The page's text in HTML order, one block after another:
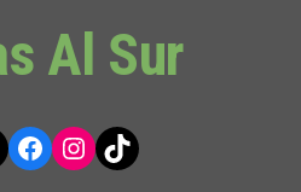
Al Sur
Facebook
Instagram
TikTok